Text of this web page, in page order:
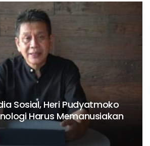
Sosial, Heri Pudyatmoko
Harus Memanusiakan